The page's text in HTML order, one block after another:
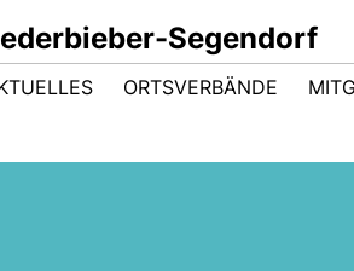
Segendorf
ORTSVERBÄNDE